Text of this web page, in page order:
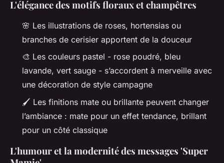
L'élégance des motifs floraux et champêtres
🌸 Les illustrations de roses, hortensias ou
branches de cerisier apportent de la douceur
🎨 Les couleurs pastel - rose poudré, bleu
lavande, vert sauge - s’accordent à merveille avec
une décoration de style campagne
🖌️ Les finitions mate ou brillante peuvent changer
l’ambiance : mate pour un effet tendance, brillant
pour un côté classique
L'humour et la modernité des messages 'Super